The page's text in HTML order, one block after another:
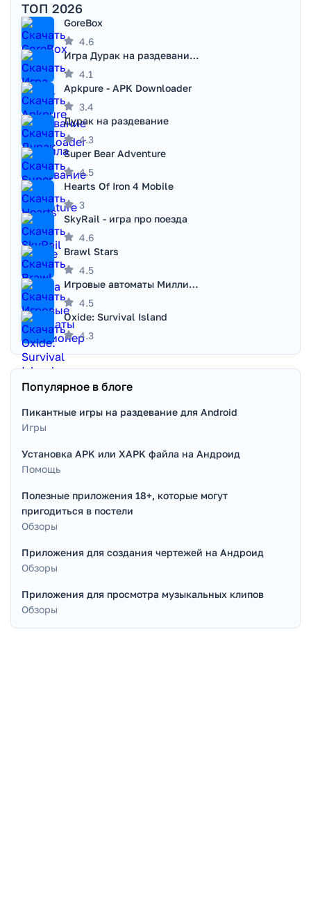
ТОП 2026
GoreBox
4.6
Игра Дурак на раздевание - Правила игры
4.1
Apkpure - APK Downloader
3.4
Дурак на раздевание
4.3
Super Bear Adventure
4.5
Hearts Of Iron 4 Mobile
3
SkyRail - игра про поезда
4.6
Brawl Stars
4.5
Игровые автоматы Миллионер
4.5
Oxide: Survival Island
4.3
Популярное в блоге
Пикантные игры на раздевание для Android
Игры
Установка APK или XAPK файла на Андроид
Помощь
Полезные приложения 18+, которые могут
пригодиться в постели
Обзоры
Приложения для создания чертежей на Андроид
Обзоры
Приложения для просмотра музыкальных клипов
Обзоры